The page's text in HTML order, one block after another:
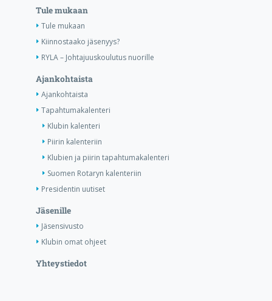
Tule mukaan
Tule mukaan
Kiinnostaako jäsenyys?
RYLA – Johtajuuskoulutus nuorille
Ajankohtaista
Ajankohtaista
Tapahtumakalenteri
Klubin kalenteri
Piirin kalenteriin
Klubien ja piirin tapahtumakalenteri
Suomen Rotaryn kalenteriin
Presidentin uutiset
Jäsenille
Jäsensivusto
Klubin omat ohjeet
Yhteystiedot